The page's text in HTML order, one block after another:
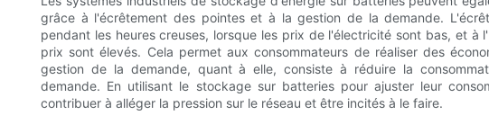
grâce à l'écrêtement des pointes et à la gestion de la demande.
pendant les heures creuses, lorsque les prix de l'électricité sont bas, et à
prix sont élevés. Cela permet aux consommateurs de réaliser des
gestion de la demande, quant à elle, consiste à réduire la
demande. En utilisant le stockage sur batteries pour ajuster leur
contribuer à alléger la pression sur le réseau et être incités à le faire.